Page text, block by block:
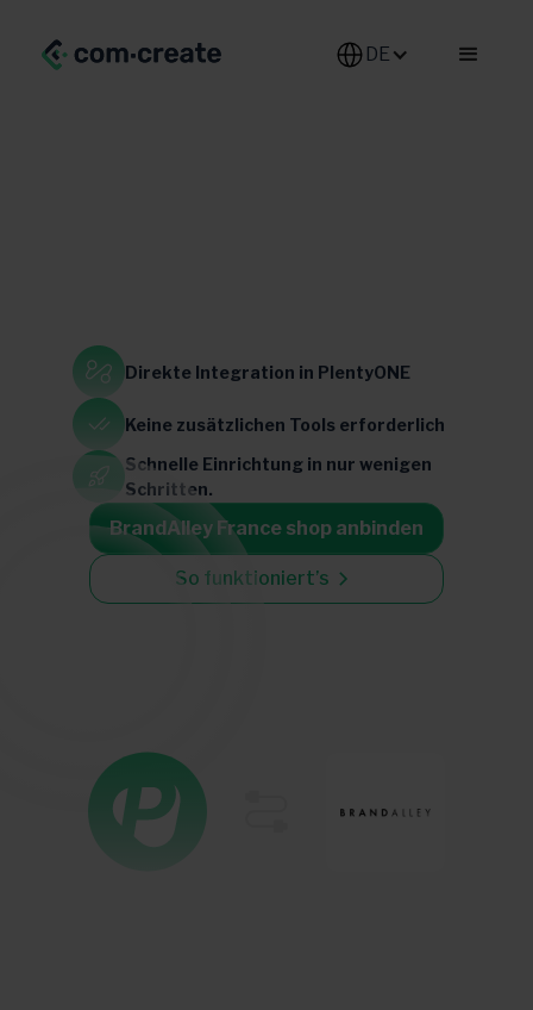
DE-DE
Direkte Integration in PlentyONE
Keine zusätzlichen Tools erforderlich
Schnelle Einrichtung in nur wenigen
Schritten.
BrandAlley France shop anbinden
So funktioniert’s